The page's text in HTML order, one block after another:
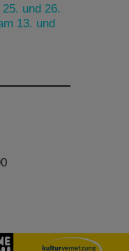
und 26.
13. und